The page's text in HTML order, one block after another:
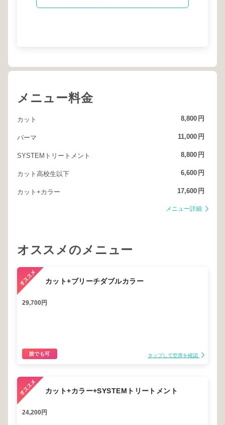
メニュー料金
カット 8,800 円
パーマ 11,000 円
SYSTEMトリートメント 8,800 円
カット高校生以下 6,600 円
カット+カラー 17,600 円
メニュー詳細
オススメのメニュー
カット+ブリーチダブルカラー
29,700円
誰でも可 タップして空席を確認
カット+カラー+SYSTEMトリートメント
24,200円